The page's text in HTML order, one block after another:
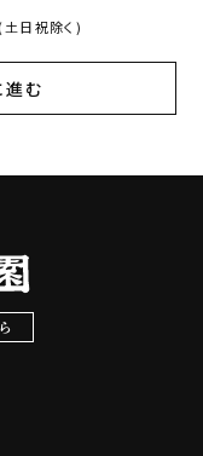
日祝除く)
む